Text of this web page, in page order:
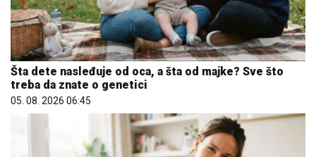
Šta dete nasleđuje od oca, a šta od majke? Sve što
treba da znate o genetici
05. 08. 2026 06:45